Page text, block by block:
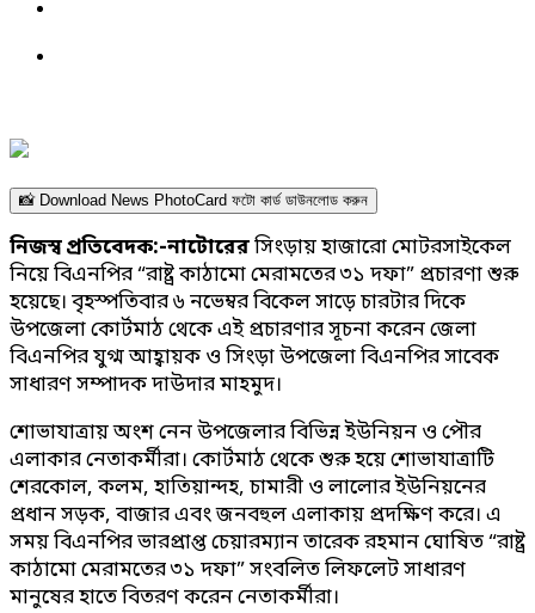
📸 Download News PhotoCard ফটো কার্ড ডাউনলোড করুন
নিজস্ব প্রতিবেদক:-নাটোরেরসিংড়ায় হাজারো মোটরসাইকেল
নিয়ে বিএনপির “রাষ্ট্র কাঠামো মেরামতের ৩১ দফা” প্রচারণা শুরু
হয়েছে। বৃহস্পতিবার ৬ নভেম্বর বিকেল সাড়ে চারটার দিকে
উপজেলা কোর্টমাঠ থেকে এই প্রচারণার সূচনা করেন জেলা
বিএনপির যুগ্ম আহ্বায়ক ও সিংড়া উপজেলা বিএনপির সাবেক
সাধারণ সম্পাদক দাউদার মাহমুদ।
শোভাযাত্রায় অংশ নেন উপজেলার বিভিন্ন ইউনিয়ন ও পৌর
এলাকার নেতাকর্মীরা। কোর্টমাঠ থেকে শুরু হয়ে শোভাযাত্রাটি
শেরকোল, কলম, হাতিয়ান্দহ, চামারী ও লালোর ইউনিয়নের
প্রধান সড়ক, বাজার এবং জনবহুল এলাকায় প্রদক্ষিণ করে। এ
সময় বিএনপির ভারপ্রাপ্ত চেয়ারম্যান তারেক রহমান ঘোষিত “রাষ্ট্র
কাঠামো মেরামতের ৩১ দফা” সংবলিত লিফলেট সাধারণ
মানুষের হাতে বিতরণ করেন নেতাকর্মীরা।